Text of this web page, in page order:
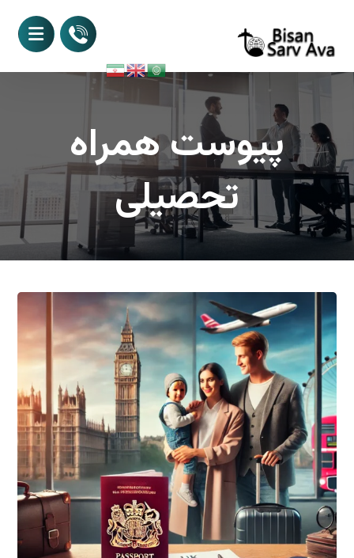
پیوست همراه
تحصیلی